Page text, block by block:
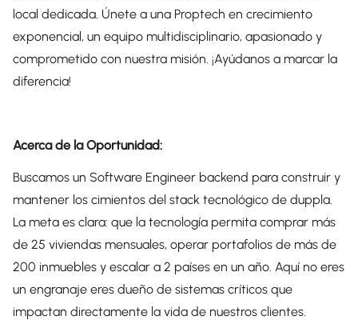
local dedicada. Únete a una Proptech en crecimiento
exponencial, un equipo multidisciplinario, apasionado y
comprometido con nuestra misión. ¡Ayúdanos a marcar la
diferencia!
Acerca de la Oportunidad:
Buscamos un Software Engineer backend para construir y
mantener los cimientos del stack tecnológico de duppla.
La meta es clara: que la tecnología permita comprar más
de 25 viviendas mensuales, operar portafolios de más de
200 inmuebles y escalar a 2 países en un año. Aquí no eres
un engranaje eres dueño de sistemas críticos que
impactan directamente la vida de nuestros clientes.